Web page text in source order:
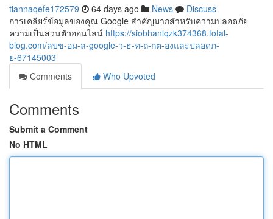
tiannaqefe172579 64 days ago News
Discuss
การเคลียร์ข้อมูลของคุณ Google สำคัญมากสำหรับความปลอดภัย
ความเป็นส่วนตัวออนไลน์ https://siobhanlqzk374368.total-
blog.com/ลบข-อม-ล-google-ว-ธ-ท-ถ-กต-องและปลอดภ-
ย-67145003
Comments
Who Upvoted
Comments
Submit a Comment
No HTML